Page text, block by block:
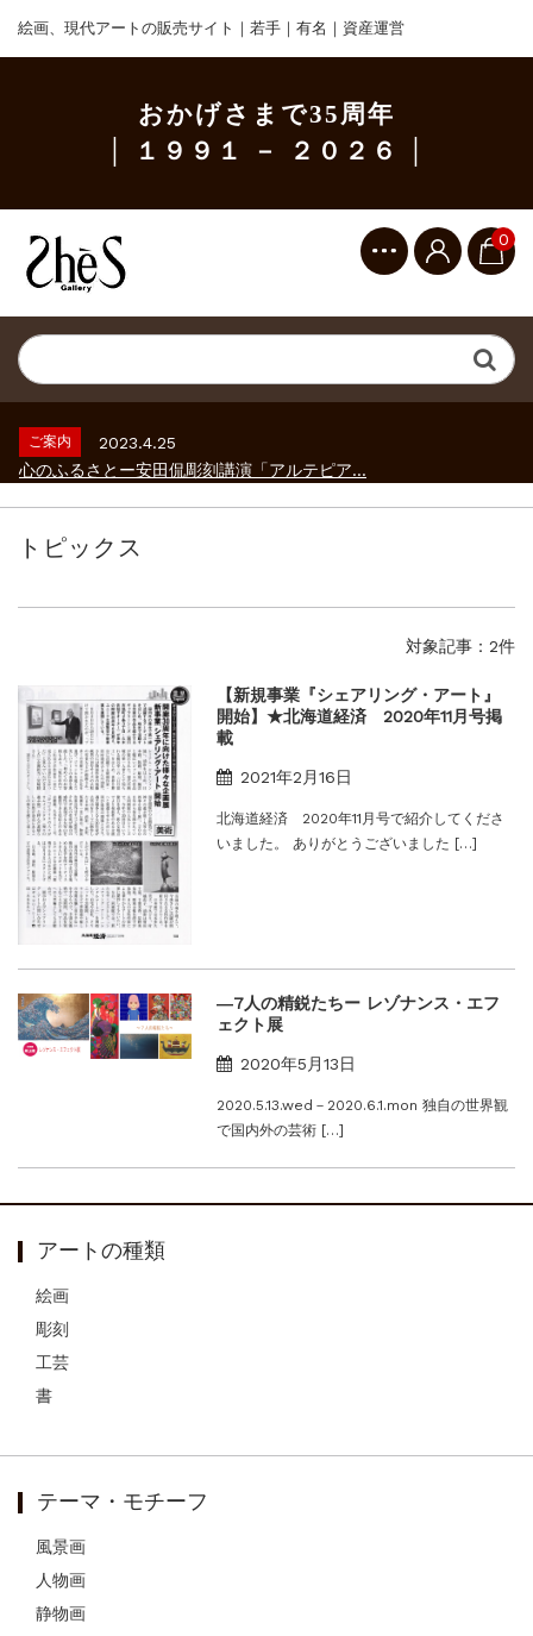
絵画、現代アートの販売サイト｜若手｜有名｜資産運営
おかげさまで35周年
│ １９９１ － ２０２６ │
0
ギャラリーシーズ「秋の美術散歩 京都・大...
ご案内
2026.2.17
ご案内
2023.4.25
心のふるさとー安田侃彫刻講演「アルテピア...
ご案内
2026.2.17
ご案内
2023.4.25
ギャラリーシーズ「秋の美術散歩 京都・大...
トピックス
対象記事：2件
【新規事業『シェアリング・アート』
開始】★北海道経済 2020年11月号掲
載
2021年2月16日
北海道経済 2020年11月号で紹介してくださ
いました。 ありがとうございました […]
―7人の精鋭たちー レゾナンス・エフ
ェクト展
2020年5月13日
2020.5.13.wed－2020.6.1.mon 独自の世界観
で国内外の芸術 […]
アートの種類
絵画
彫刻
工芸
書
テーマ・モチーフ
風景画
人物画
静物画